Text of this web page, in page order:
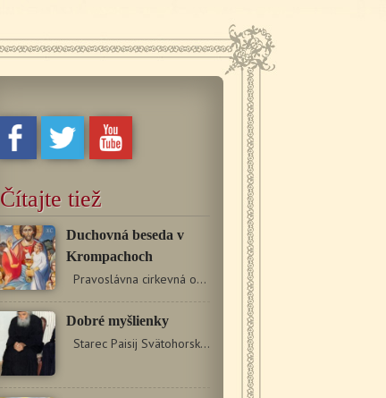
Čítajte tiež
Duchovná beseda v
Krompachoch
Pravoslávna cirkevná obec v Krompachoch vás pozýva…
Dobré myšlienky
Starec Paisij Svätohorský nás neustále nabádal,…